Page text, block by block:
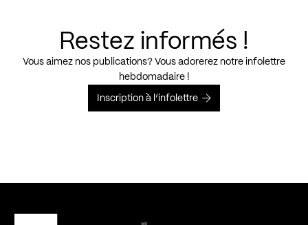
Restez informés !
Vous aimez nos publications? Vous adorerez notre infolettre
hebdomadaire !
Inscription à l’infolettre